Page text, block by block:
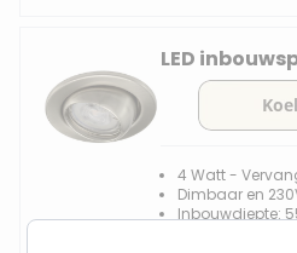
LED
4 Watt -
Dimbaar en
Inbouwdiepte: